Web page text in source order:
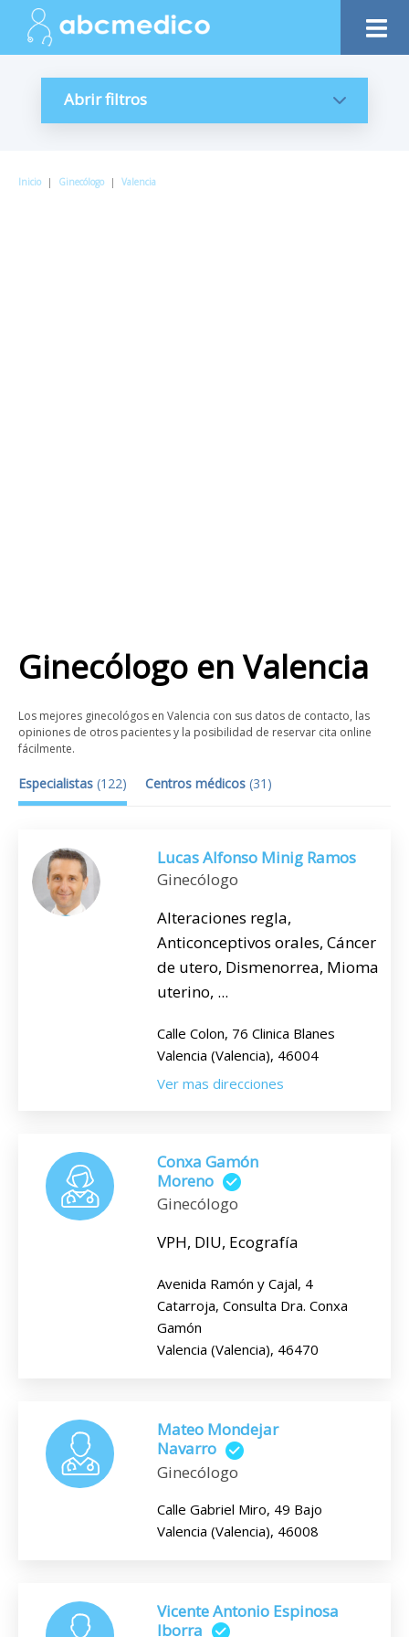
Abrir filtros
Inicio | Ginecólogo | Valencia
Ginecólogo enValencia
Los mejores ginecológos en Valencia con sus datos de contacto, las
opiniones de otros pacientes y la posibilidad de reservar cita online
fácilmente.
Especialistas (122) Centros médicos (31 )
Lucas Alfonso Minig Ramos
Ginecólogo
Alteraciones regla,
Anticonceptivos orales, Cáncer
de utero, Dismenorrea, Mioma
uterino, ...
Calle Colon, 76 Clinica Blanes
Valencia (Valencia), 46004
Ver mas direcciones
Conxa Gamón
Moreno
Ginecólogo
VPH, DIU, Ecografía
Avenida Ramón y Cajal, 4
Catarroja, Consulta Dra. Conxa
Gamón
Valencia (Valencia), 46470
Mateo Mondejar
Navarro
Ginecólogo
Calle Gabriel Miro, 49 Bajo
Valencia (Valencia), 46008
Vicente Antonio Espinosa
Iborra